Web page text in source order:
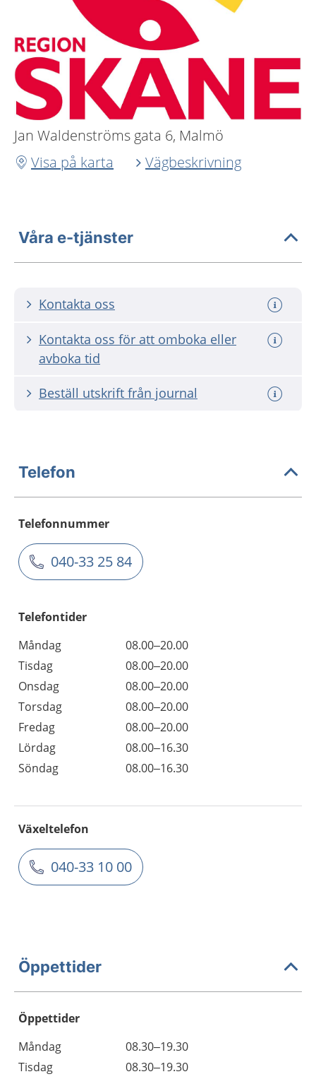
Jan Waldenströms gata 6, Malmö
Visa på karta
Vägbeskrivning
Våra e-tjänster
Kontakta oss
Kontakta oss för att omboka eller
avboka tid
Beställ utskrift från journal
Telefon
Telefonnummer
040-33 25 84
Telefontider
Måndag
08.00–20.00
Tisdag
08.00–20.00
Onsdag
08.00–20.00
Torsdag
08.00–20.00
Fredag
08.00–20.00
Lördag
08.00–16.30
Söndag
08.00–16.30
Växeltelefon
040-33 10 00
Öppettider
Öppettider
Dag
Öppettider
Kommentarer
Måndag
08.30–19.30
Tisdag
08.30–19.30